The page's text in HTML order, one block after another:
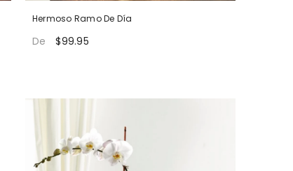
Hermoso Ramo De Día
De $99.95